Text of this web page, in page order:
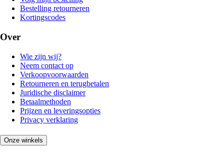
Bestelling retourneren
Kortingscodes
Over
Wie zijn wij?
Neem contact op
Verkoopvoorwaarden
Retourneren en terugbetalen
Juridische disclaimer
Betaalmethoden
Prijzen en leveringsopties
Privacy verklaring
Onze winkels